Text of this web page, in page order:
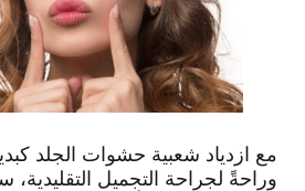
مع ازدياد شعبية حشوات الجلد
وراحةً لجراحة التجميل التقليدية،